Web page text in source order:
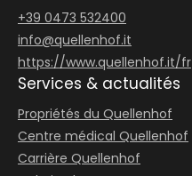
+39 0473 532400
info@quellenhof.it
https://www.quellenhof.it/fr
Services & actualités
Propriétés du Quellenhof
Centre médical Quellenhof
Carrière Quellenhof